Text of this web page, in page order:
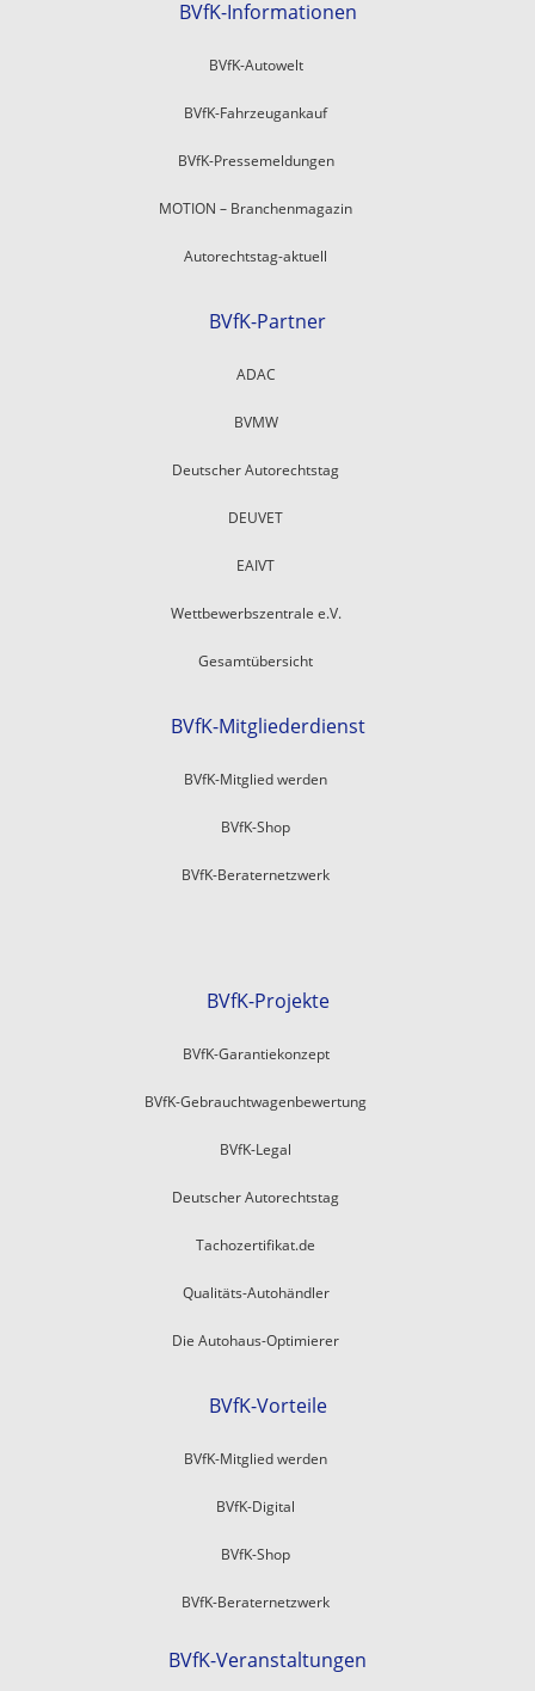
BVfK-Informationen
BVfK-Autowelt
BVfK-Fahrzeugankauf
BVfK-Pressemeldungen
MOTION – Branchenmagazin
Autorechtstag-aktuell
BVfK-Partner
ADAC
BVMW
Deutscher Autorechtstag
DEUVET
EAIVT
Wettbewerbszentrale e.V.
Gesamtübersicht
BVfK-Mitgliederdienst
BVfK-Mitglied werden
BVfK-Shop
BVfK-Beraternetzwerk
BVfK-Projekte
BVfK-Garantiekonzept
BVfK-Gebrauchtwagenbewertung
BVfK-Legal
Deutscher Autorechtstag
Tachozertifikat.de
Qualitäts-Autohändler
Die Autohaus-Optimierer
BVfK-Vorteile
BVfK-Mitglied werden
BVfK-Digital
BVfK-Shop
BVfK-Beraternetzwerk
BVfK-Veranstaltungen